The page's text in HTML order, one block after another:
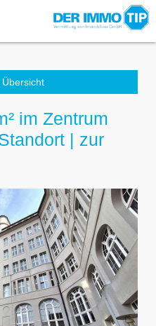
im Zentrum
| zur